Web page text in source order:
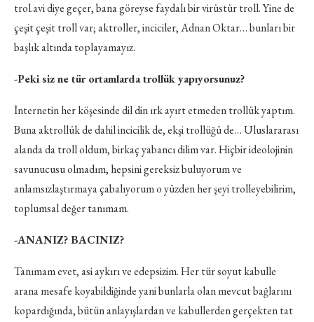
trol.avi diye geçer, bana göreyse faydalı bir virüstür troll. Yine de
çeşit çeşit troll var; aktroller, inciciler, Adnan Oktar… bunları bir
başlık altında toplayamayız.
-Peki siz ne tür ortamlarda trollük yapıyorsunuz?
İnternetin her köşesinde dil din ırk ayırt etmeden trollük yaptım.
Buna aktrollük de dahil incicilik de, ekşi trollüğü de… Uluslararası
alanda da troll oldum, birkaç yabancı dilim var. Hiçbir ideolojinin
savunucusu olmadım, hepsini gereksiz buluyorum ve
anlamsızlaştırmaya çabalıyorum o yüzden her şeyi trolleyebilirim,
toplumsal değer tanımam.
-ANANIZ? BACINIZ?
Tanımam evet, asi aykırı ve edepsizim. Her tür soyut kabulle
arana mesafe koyabildiğinde yani bunlarla olan mevcut bağlarını
kopardığında, bütün anlayışlardan ve kabullerden gerçekten tat